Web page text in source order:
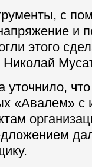
с
и
этого
«Авалем» с